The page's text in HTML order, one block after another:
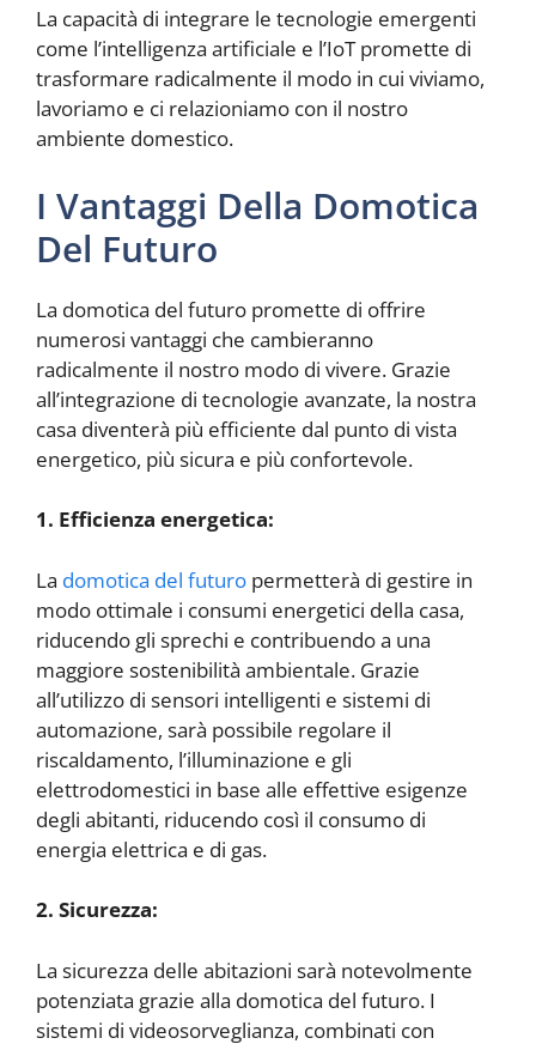
La capacità di integrare le tecnologie emergenti
come l’intelligenza artificiale e l’IoT promette di
trasformare radicalmente il modo in cui viviamo,
lavoriamo e ci relazioniamo con il nostro
ambiente domestico.
I Vantaggi Della Domotica
Del Futuro
La domotica del futuro promette di offrire
numerosi vantaggi che cambieranno
radicalmente il nostro modo di vivere. Grazie
all’integrazione di tecnologie avanzate, la nostra
casa diventerà più efficiente dal punto di vista
energetico, più sicura e più confortevole.
1. Efficienza energetica:
La domotica del futuro permetterà di gestire in
modo ottimale i consumi energetici della casa,
riducendo gli sprechi e contribuendo a una
maggiore sostenibilità ambientale. Grazie
all’utilizzo di sensori intelligenti e sistemi di
automazione, sarà possibile regolare il
riscaldamento, l’illuminazione e gli
elettrodomestici in base alle effettive esigenze
degli abitanti, riducendo così il consumo di
energia elettrica e di gas.
2. Sicurezza:
La sicurezza delle abitazioni sarà notevolmente
potenziata grazie alla domotica del futuro. I
sistemi di videosorveglianza, combinati con